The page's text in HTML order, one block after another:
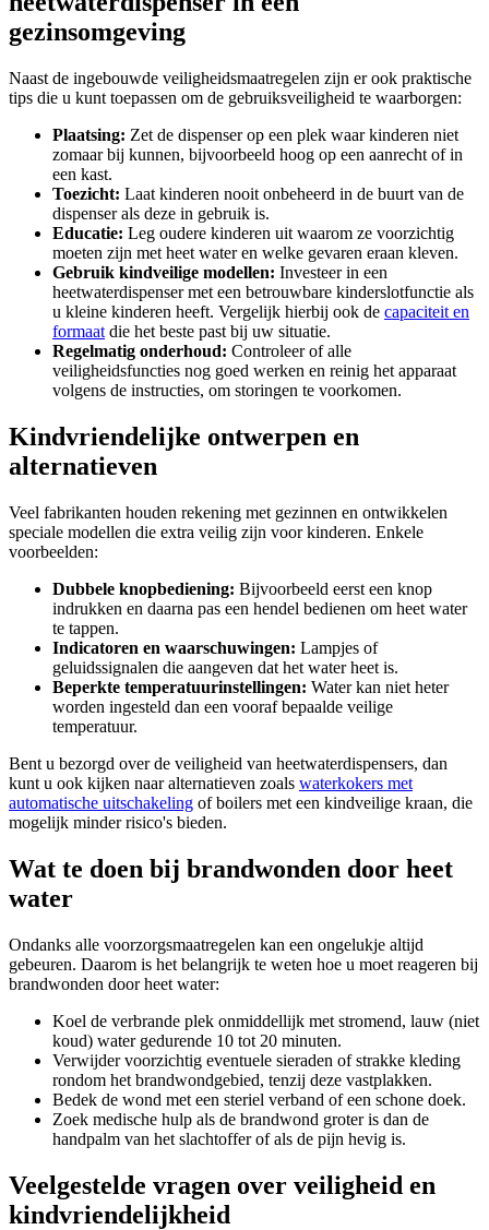
gezinsomgeving
Naast de ingebouwde veiligheidsmaatregelen zijn er ook praktische
tips die u kunt toepassen om de gebruiksveiligheid te waarborgen:
Plaatsing: Zet de dispenser op een plek waar kinderen niet
zomaar bij kunnen, bijvoorbeeld hoog op een aanrecht of in
een kast.
Toezicht: Laat kinderen nooit onbeheerd in de buurt van de
dispenser als deze in gebruik is.
Educatie: Leg oudere kinderen uit waarom ze voorzichtig
moeten zijn met heet water en welke gevaren eraan kleven.
Gebruik kindveilige modellen: Investeer in een
heetwaterdispenser met een betrouwbare kinderslotfunctie als
u kleine kinderen heeft. Vergelijk hierbij ook de capaciteit en
formaat die het beste past bij uw situatie.
Regelmatig onderhoud: Controleer of alle
veiligheidsfuncties nog goed werken en reinig het apparaat
volgens de instructies, om storingen te voorkomen.
Kindvriendelijke ontwerpen en
alternatieven
Veel fabrikanten houden rekening met gezinnen en ontwikkelen
speciale modellen die extra veilig zijn voor kinderen. Enkele
voorbeelden:
Dubbele knopbediening: Bijvoorbeeld eerst een knop
indrukken en daarna pas een hendel bedienen om heet water
te tappen.
Indicatoren en waarschuwingen: Lampjes of
geluidssignalen die aangeven dat het water heet is.
Beperkte temperatuurinstellingen: Water kan niet heter
worden ingesteld dan een vooraf bepaalde veilige
temperatuur.
Bent u bezorgd over de veiligheid van heetwaterdispensers, dan
kunt u ook kijken naar alternatieven zoals waterkokers met
automatische uitschakeling of boilers met een kindveilige kraan, die
mogelijk minder risico's bieden.
Wat te doen bij brandwonden door heet
water
Ondanks alle voorzorgsmaatregelen kan een ongelukje altijd
gebeuren. Daarom is het belangrijk te weten hoe u moet reageren bij
brandwonden door heet water:
Koel de verbrande plek onmiddellijk met stromend, lauw (niet
koud) water gedurende 10 tot 20 minuten.
Verwijder voorzichtig eventuele sieraden of strakke kleding
rondom het brandwondgebied, tenzij deze vastplakken.
Bedek de wond met een steriel verband of een schone doek.
Zoek medische hulp als de brandwond groter is dan de
handpalm van het slachtoffer of als de pijn hevig is.
Veelgestelde vragen over veiligheid en
kindvriendelijkheid